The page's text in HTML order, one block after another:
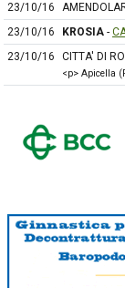
23/10/16
23/10/16
KROSIA -
23/10/16
CITTA' DI
<p> Apicella